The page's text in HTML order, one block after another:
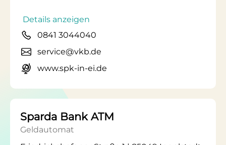
Details anzeigen
0841 3044040
service@vkb.de
www.spk-in-ei.de
Sparda Bank ATM
Geldautomat